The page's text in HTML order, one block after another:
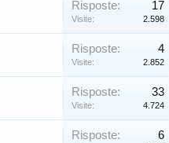
Risposte: 17
Visite: 2.598
Risposte: 4
Visite: 2.852
Risposte: 33
Visite: 4.724
Risposte: 6